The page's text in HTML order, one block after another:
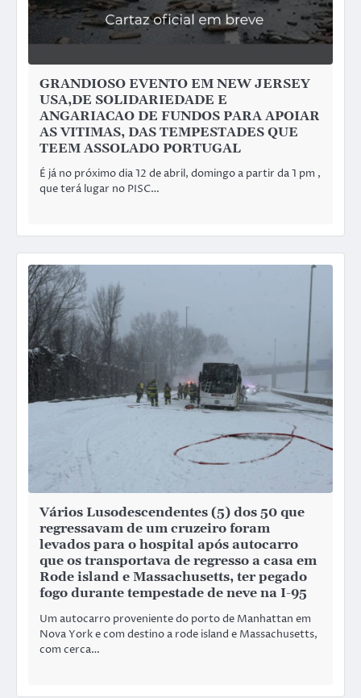
GRANDIOSO EVENTO EM NEW JERSEY
USA,DE SOLIDARIEDADE E
ANGARIACAO DE FUNDOS PARA APOIAR
AS VITIMAS, DAS TEMPESTADES QUE
TEEM ASSOLADO PORTUGAL
É já no próximo dia 12 de abril, domingo a partir da 1 pm ,
que terá lugar no PISC…
Vários Lusodescendentes (5) dos 50 que
regressavam de um cruzeiro foram
levados para o hospital após autocarro
que os transportava de regresso a casa em
Rode island e Massachusetts, ter pegado
fogo durante tempestade de neve na I-95
Um autocarro proveniente do porto de Manhattan em
Nova York e com destino a rode island e Massachusetts,
com cerca…